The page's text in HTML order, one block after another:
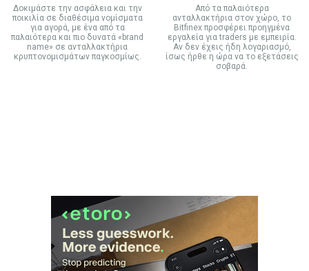
Δοκιμάστε την ασφάλεια και την
ποικιλία σε διαθέσιμα νομίσματα
για αγορά, με ένα από τα
παλαιότερα και πιο δυνατά «brand
name» σε ανταλλακτήρια
κρυπτονομισμάτων παγκοσμίως.
Από τα παλαιότερα
ανταλλακτήρια στον χώρο, το
Bitfinex προσφέρει προηγμένα
εργαλεία για traders με εμπειρία.
Αν δεν έχεις ήδη λογαριασμό,
ίσως ήρθε η ώρα να το εξετάσεις
σοβαρά.